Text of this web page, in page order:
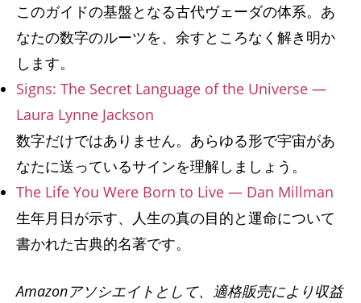
このガイドの基盤となる古代ヴェーダの体系。あ
なたの数字のルーツを、余すところなく解き明か
します。
Signs: The Secret Language of the Universe —
Laura Lynne Jackson
数字だけではありません。あらゆる形で宇宙があ
なたに送っているサインを理解しましょう。
The Life You Were Born to Live — Dan Millman
生年月日が示す、人生の真の目的と運命について
書かれた古典的名著です。
Amazonアソシエイトとして、適格販売により収益